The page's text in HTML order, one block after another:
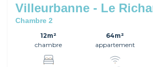
Villeurbanne - Le
Chambre 2
12m²
chambre
64m²
appartement